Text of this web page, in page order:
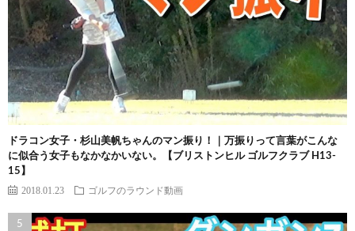
ドラコン女子・杉山美帆ちゃんのマン振り！｜万振りって言葉がこんな
に似合う女子もなかなかいない。【ブリストンヒル ゴルフクラブ H13-
15】
2018.01.23 ゴルフのラウンド動画